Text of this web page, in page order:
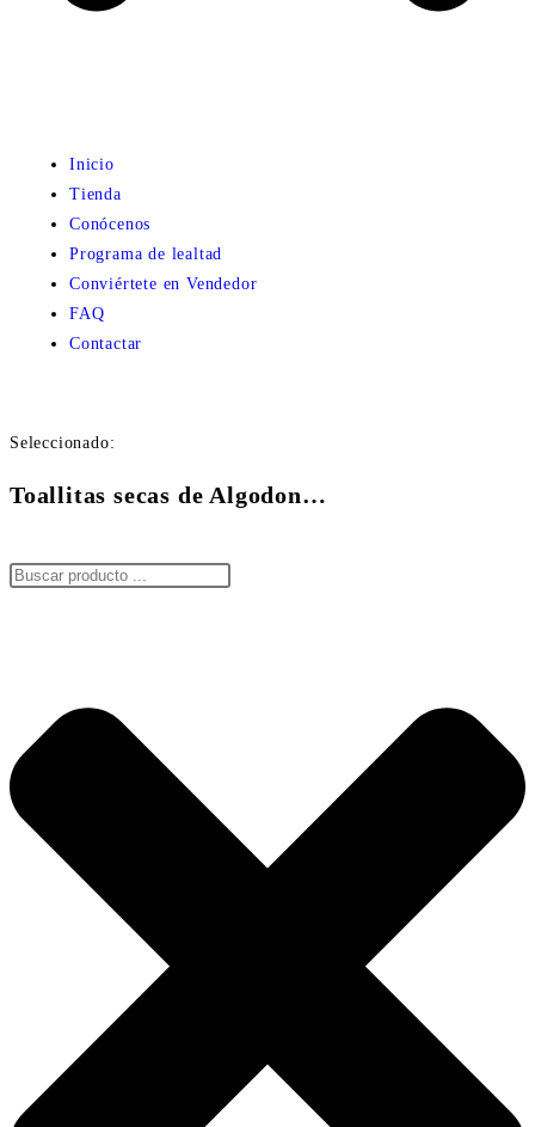
Inicio
Tienda
Conócenos
Programa de lealtad
Conviértete en Vendedor
FAQ
Contactar
Seleccionado:
Toallitas secas de Algodon…